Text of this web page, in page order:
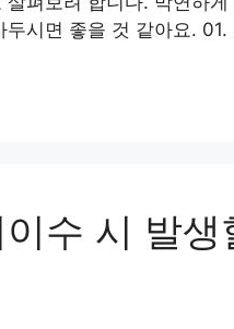
두시면 좋을 것 같아요.
수 시 발생